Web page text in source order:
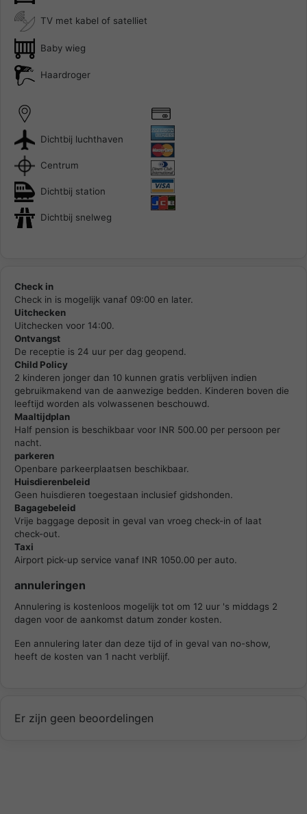
TV met kabel of satelliet
Baby wieg
Haardroger
Dichtbij luchthaven
Centrum
Dichtbij station
Dichtbij snelweg
Check in
Check in is mogelijk vanaf 09:00 en later.
Uitchecken
Uitchecken voor 14:00.
Ontvangst
De receptie is 24 uur per dag geopend.
Child Policy
2 kinderen jonger dan 10 kunnen gratis verblijven indien
gebruikmakend van de aanwezige bedden. Kinderen boven die
leeftijd worden als volwassenen beschouwd.
Maaltijdplan
Half pension is beschikbaar voor INR 500.00 per persoon per
nacht.
parkeren
Openbare parkeerplaatsen beschikbaar.
Huisdierenbeleid
Geen huisdieren toegestaan inclusief gidshonden.
Bagagebeleid
Vrije baggage deposit in geval van vroeg check-in of laat
check-out.
Taxi
Airport pick-up service vanaf INR 1050.00 per auto.
annuleringen
Annulering is kostenloos mogelijk tot om 12 uur 's middags 2
dagen voor de aankomst datum zonder kosten.
Een annulering later dan deze tijd of in geval van no-show,
heeft de kosten van 1 nacht verblijf.
Er zijn geen beoordelingen